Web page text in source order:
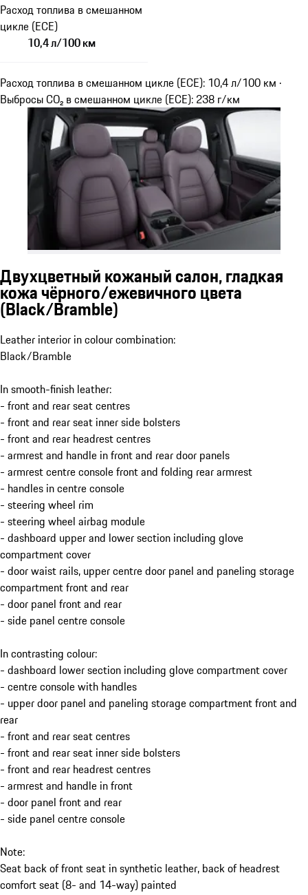
Расход топлива в смешанном
цикле (ECE)
10,4 л/100 км
Расход топлива в смешанном цикле (ECE): 10,4 л/100 км ·
Выбросы CO₂ в смешанном цикле (ECE): 238 г/км
Двухцветный кожаный салон, гладкая
кожа чёрного/ежевичного цвета
(Black/Bramble)
Leather interior in colour combination:
Black/Bramble
In smooth-finish leather:
- front and rear seat centres
- front and rear seat inner side bolsters
- front and rear headrest centres
- armrest and handle in front and rear door panels
- armrest centre console front and folding rear armrest
- handles in centre console
- steering wheel rim
- steering wheel airbag module
- dashboard upper and lower section including glove
compartment cover
- door waist rails, upper centre door panel and paneling storage
compartment front and rear
- door panel front and rear
- side panel centre console
In contrasting colour:
- dashboard lower section including glove compartment cover
- centre console with handles
- upper door panel and paneling storage compartment front and
rear
- front and rear seat centres
- front and rear seat inner side bolsters
- front and rear headrest centres
- armrest and handle in front
- door panel front and rear
- side panel centre console
Note:
Seat back of front seat in synthetic leather, back of headrest
comfort seat (8- and 14-way) painted